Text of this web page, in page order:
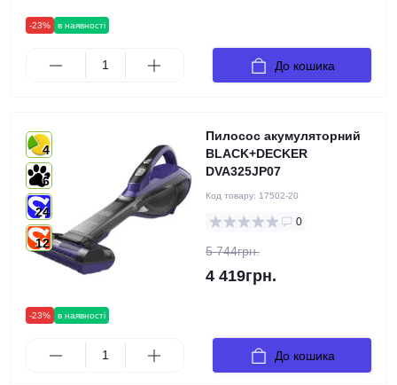
-23% в наявності
До кошика
-23% в наявності
4
6
24
12
Пилосос акумуляторний
BLACK+DECKER
DVA325JP07
Код товару: 17502-20
0
5 744грн.
4 419грн.
До кошика